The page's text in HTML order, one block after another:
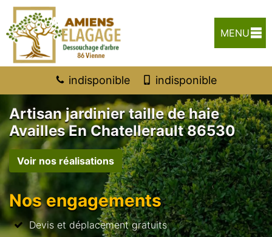
MENU
indisponible indisponible
Artisan jardinier taille de haie
Availles En Chatellerault 86530
Voir nos réalisations
Nos engagements
Devis et déplacement gratuits